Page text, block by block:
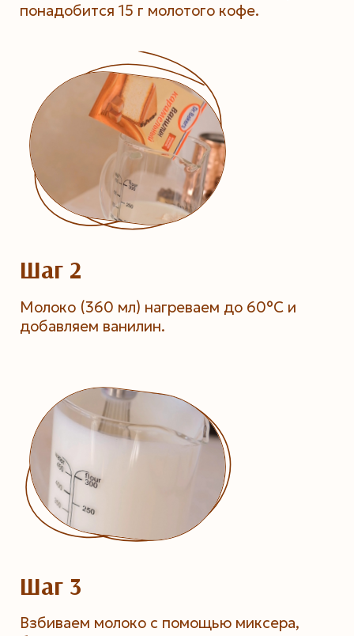
понадобится 15 г молотого кофе.
Шаг 2
Молоко (360 мл) нагреваем до 60°С и
добавляем ванилин.
Шаг 3
Взбиваем молоко с помощью миксера,